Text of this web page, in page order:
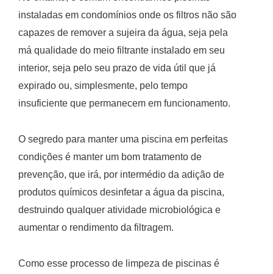
instaladas em condomínios onde os filtros não são
capazes de remover a sujeira da água, seja pela
má qualidade do meio filtrante instalado em seu
interior, seja pelo seu prazo de vida útil que já
expirado ou, simplesmente, pelo tempo
insuficiente que permanecem em funcionamento.
O segredo para manter uma piscina em perfeitas
condições é manter um bom tratamento de
prevenção, que irá, por intermédio da adição de
produtos químicos desinfetar a água da piscina,
destruindo qualquer atividade microbiológica e
aumentar o rendimento da filtragem.
Como esse processo de limpeza de piscinas é